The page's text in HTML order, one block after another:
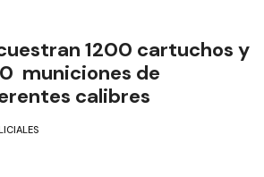
1200 cartuchos y
municiones de
calibres